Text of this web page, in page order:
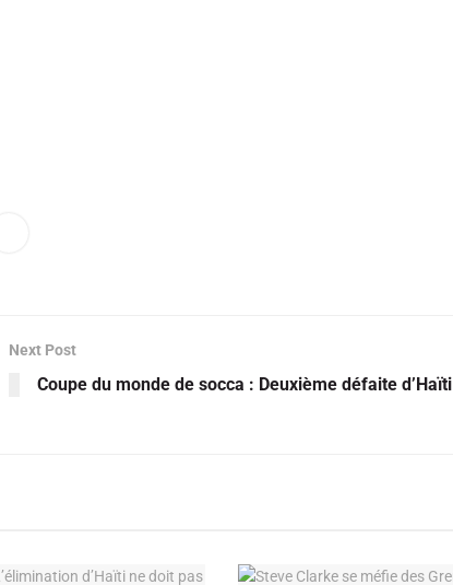
Next Post
Coupe du monde de socca : Deuxième défaite d’Haïti